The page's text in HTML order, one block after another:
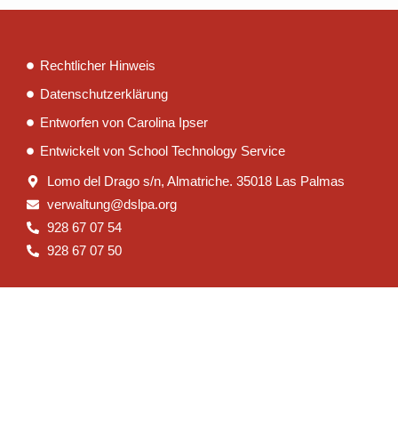
Rechtlicher Hinweis
Datenschutzerklärung
Entworfen von Carolina Ipser
Entwickelt von School Technology Service
Lomo del Drago s/n, Almatriche. 35018 Las Palmas
verwaltung@dslpa.org
928 67 07 54
928 67 07 50